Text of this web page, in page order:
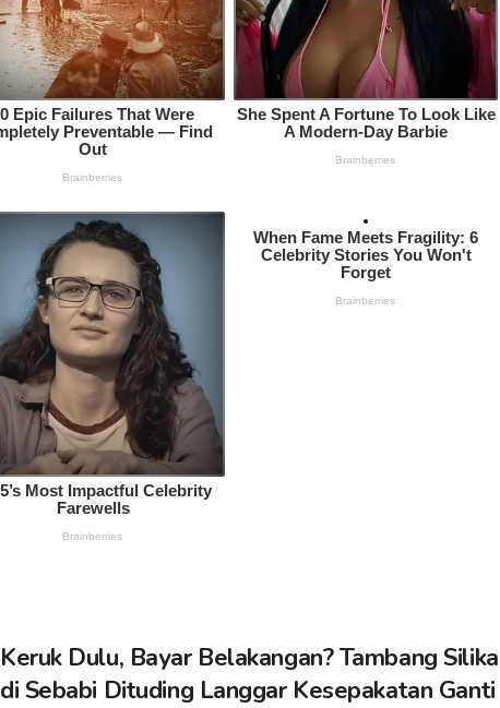
Keruk Dulu, Bayar Belakangan? Tambang Silika
di Sebabi Dituding Langgar Kesepakatan Ganti